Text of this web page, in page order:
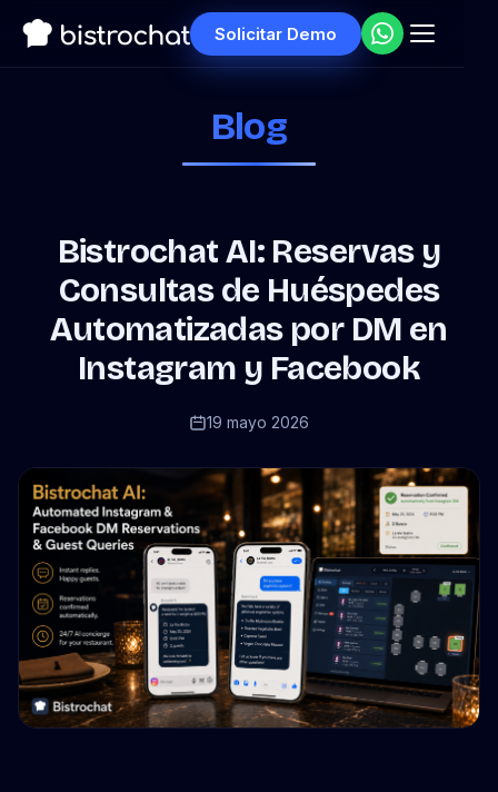
Solicitar Demo
Blog
Bistrochat AI: Reservas y
Consultas de Huéspedes
Automatizadas por DM en
Instagram y Facebook
19 mayo 2026